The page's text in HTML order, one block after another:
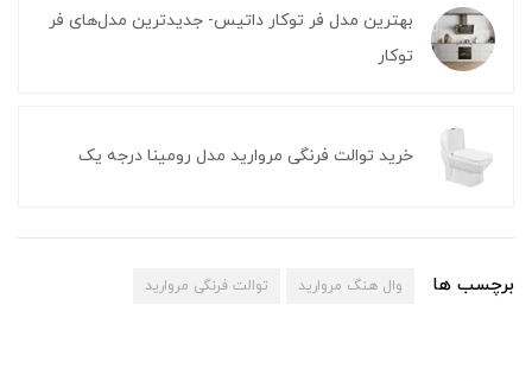
بهترین مدل فر توکار داتیس- جدیدترین مدل‌های فر
توکار
خرید توالت فرنگی مروارید مدل رومینا درجه یک
برچسب ها وال هنگ مروارید توالت فرنگی مروارید